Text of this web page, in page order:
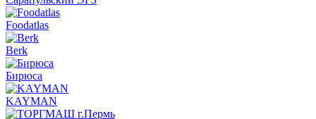
Foodatlas
Berk
Бирюса
KAYMAN